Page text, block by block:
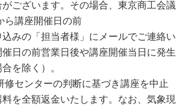
ございます。その場合、東京商工会議
ら講座開催日の前
みの「担当者様」にメールでご連絡い
日の前営業日後や講座開催当日に発生
を除く）。
修センターの判断に基づき講座を中止
料を全額返金いたします。なお、気象現